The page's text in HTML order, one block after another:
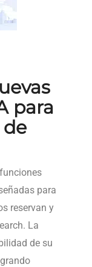
para
para
reservan y
La
de su